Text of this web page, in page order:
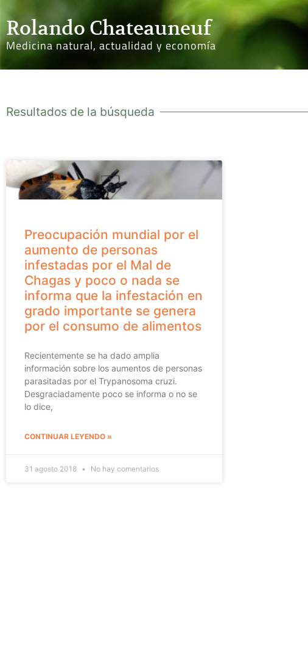
Rolando Chateauneuf
Medicina natural, actualidad y economía
Resultados de la búsqueda
Preocupación mundial por el
aumento de personas
infestadas por el Mal de
Chagas y poco o nada se
informa que la infestación en
grado importante se genera
por el consumo de alimentos
Recientemente se ha dado amplia
información sobre los aumentos de personas
parasitadas por el Trypanosoma cruzi.
Desgraciadamente poco se informa o no se
lo dice,
CONTINUAR LEYENDO »
31 agosto 2018 No hay comentarios